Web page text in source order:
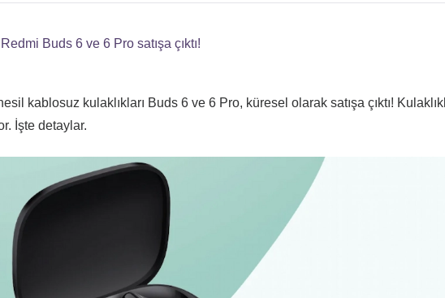
Buds 6 ve 6 Pro satışa çıktı!
kablosuz kulaklıkları Buds 6 ve 6 Pro, küresel olarak satışa çıktı!
İşte detaylar.